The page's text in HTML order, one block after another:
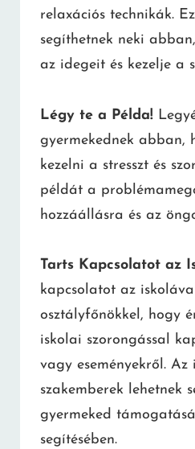
relaxációs technikák.
segíthetnek neki
az idegeit és kezelje a
Légy te a Példa!
gyermekednek abban,
kezelni a stresszt és
példát a
hozzáállásra és az
Tarts Kapcsolatot az
kapcsolatot az
osztályfőnökkel, hogy
iskolai szorongással
vagy eseményekről.
szakemberek lehetnek
gyermeked
segítésében.